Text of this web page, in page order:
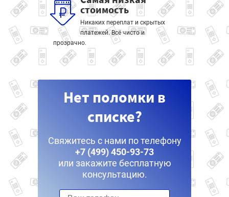
стоимость
Никаких переплат и скрытых
платежей. Всё чисто и
прозрачно.
Нет поломки в
списке?
Свяжитесь с нами по телефону
+7 (499) 450-93-73
или закажите бесплатную
консультацию.